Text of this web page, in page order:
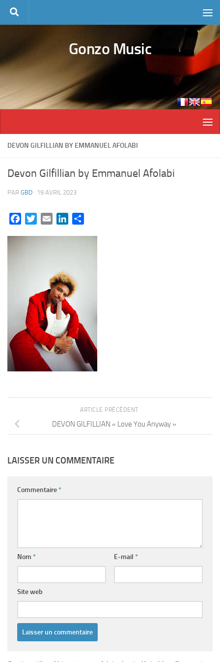
Skip to content
Gonzo Music
DEVON GILFILLIAN BY EMMANUEL AFOLABI
Devon Gilfillian by Emmanuel Afolabi
PAR GBD · 19 AVRIL 2023
FacebookTwitterEmail LinkedIn
ARTICLE PRÉCÉDENT
DEVON GILFILLIAN « Love You Anyway »
LAISSER UN COMMENTAIRE
Commentaire*
Nom * E-mail *
Site web